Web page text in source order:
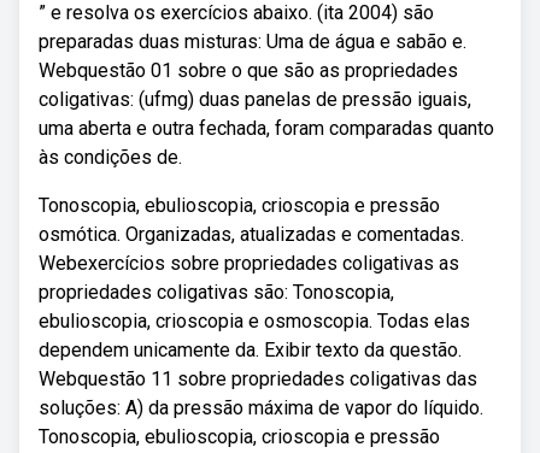
” e resolva os exercícios abaixo. (ita 2004) são
preparadas duas misturas: Uma de água e sabão e.
Webquestão 01 sobre o que são as propriedades
coligativas: (ufmg) duas panelas de pressão iguais,
uma aberta e outra fechada, foram comparadas quanto
às condições de.
Tonoscopia, ebulioscopia, crioscopia e pressão
osmótica. Organizadas, atualizadas e comentadas.
Webexercícios sobre propriedades coligativas as
propriedades coligativas são: Tonoscopia,
ebulioscopia, crioscopia e osmoscopia. Todas elas
dependem unicamente da. Exibir texto da questão.
Webquestão 11 sobre propriedades coligativas das
soluções: A) da pressão máxima de vapor do líquido.
Tonoscopia, ebulioscopia, crioscopia e pressão